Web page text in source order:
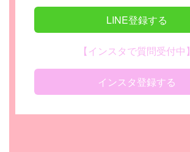
LINE登録する
【インスタで質問受付中】
インスタ登録する